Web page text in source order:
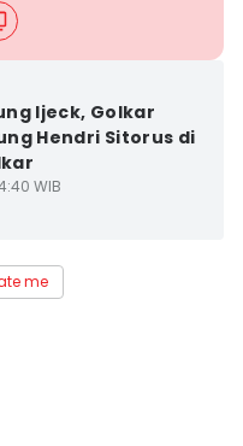
Ijeck, Golkar
Hendri Sitorus di
WIB
me